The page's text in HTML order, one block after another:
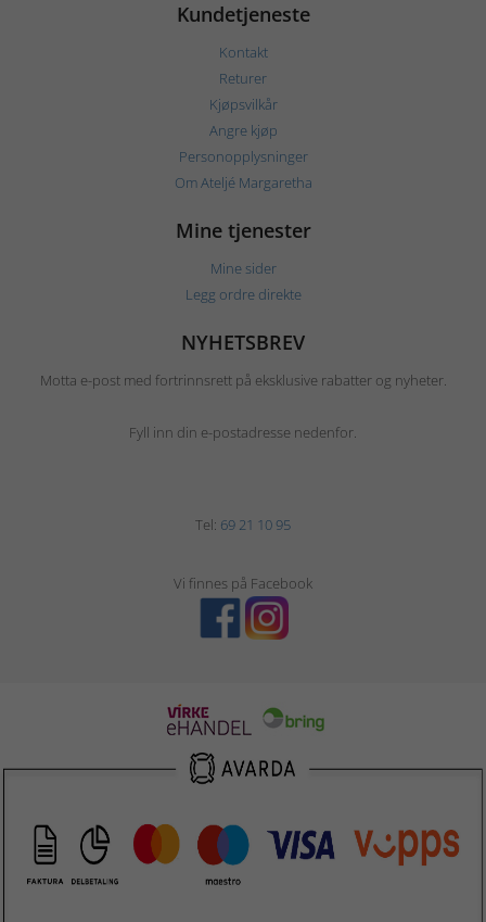
Kundetjeneste
Kontakt
Returer
Kjøpsvilkår
Angre kjøp
Personopplysninger
Om Ateljé Margaretha
Mine tjenester
Mine sider
Legg ordre direkte
NYHETSBREV
Motta e-post med fortrinnsrett på eksklusive rabatter og nyheter.
Fyll inn din e-postadresse nedenfor.
Tel: 69 21 10 95
Vi finnes på Facebook